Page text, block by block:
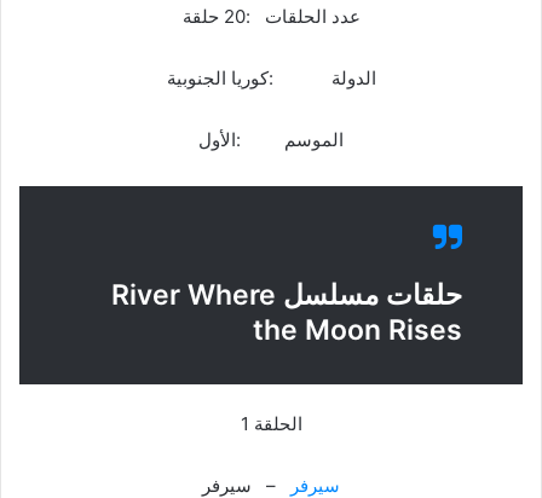
عدد الحلقات :20 حلقة
الدولة :كوريا الجنوبية
الموسم :الأول
حلقات مسلسل River Where
the Moon Rises
الحلقة 1
سيرفر – سيرفر